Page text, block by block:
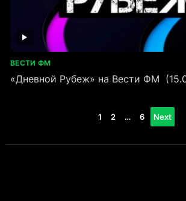
ВЕСТИ ФМ
«Дневной Рубеж» на Вести ФМ
1 2 … 6 Next